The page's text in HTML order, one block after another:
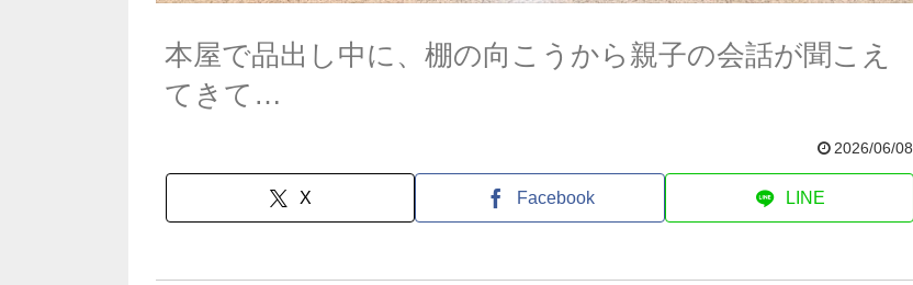
本屋で品出し中に、棚の向こうから親子の会話が聞こえ
てきて…
2026/06/08
X Facebook LINE